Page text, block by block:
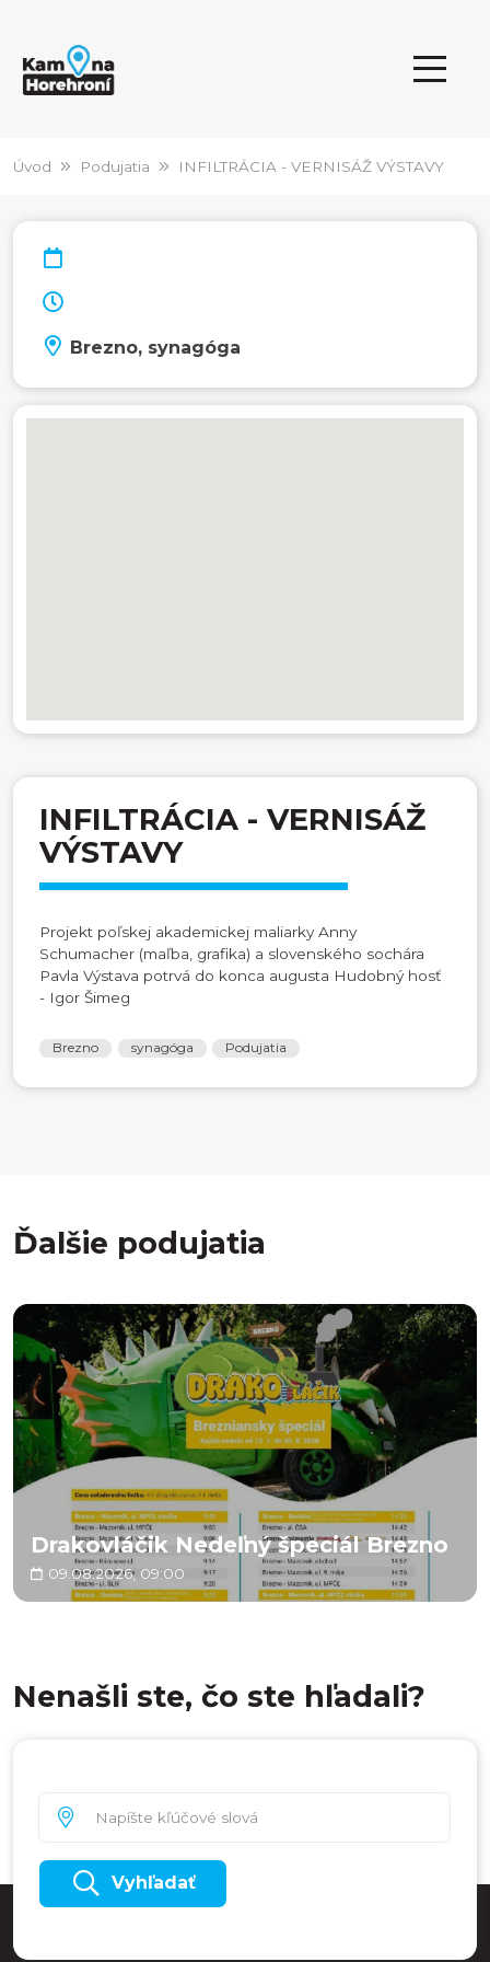
Úvod Podujatia INFILTRÁCIA - VERNISÁŽ VÝSTAVY
Brezno, synagóga
INFILTRÁCIA - VERNISÁŽ
VÝSTAVY
Projekt poľskej akademickej maliarky Anny
Schumacher (maľba, grafika) a slovenského sochára
Pavla Výstava potrvá do konca augusta Hudobný hosť
- Igor Šimeg
Brezno synagóga Podujatia
Ďalšie podujatia
Drakovláčik Nedeľný špeciál Brezno
09.08.2026, 09:00
Nenašli ste, čo ste hľadali?
Vyhľadať